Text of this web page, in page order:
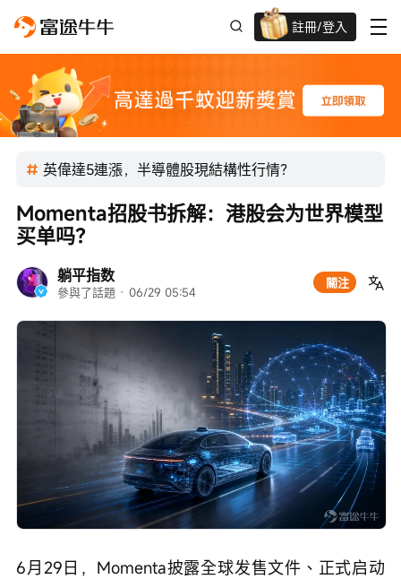
註冊/登入
迎新驚喜賞 股票/BTC等任你揀!
英偉達5連漲，半導體股現結構性行情？
躺平指数
參與了話題 · 06/29 05:54
關注
Momenta招股书拆解：港股会为世界模型
买单吗？
6月29日，Momenta披露全球发售文件、正式启动